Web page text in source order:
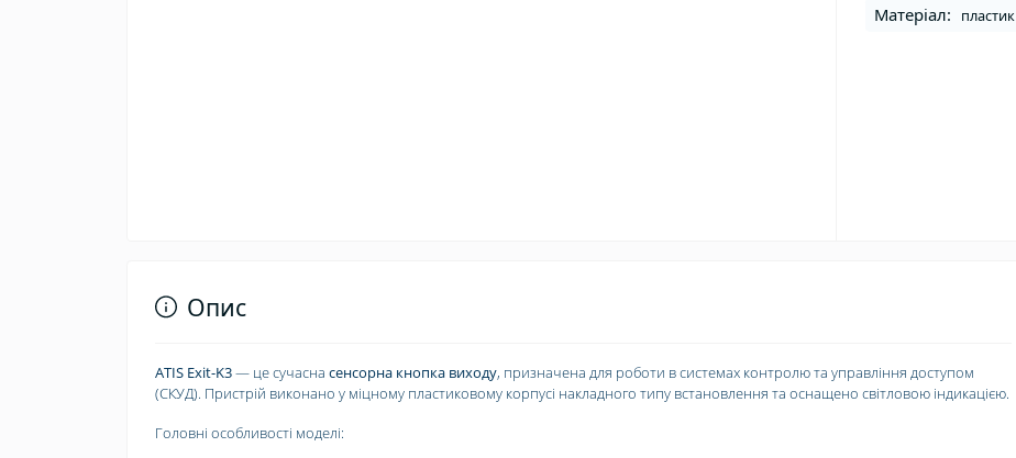
Матеріал: пластик
Опис
ATIS Exit-K3— це сучаснасенсорна кнопка виходу, призначена для роботи в системах контролю та управління доступом
(СКУД). Пристрій виконано у міцному пластиковому корпусі накладного типу встановлення та оснащено світловою індикацією.
Головні особливості моделі: